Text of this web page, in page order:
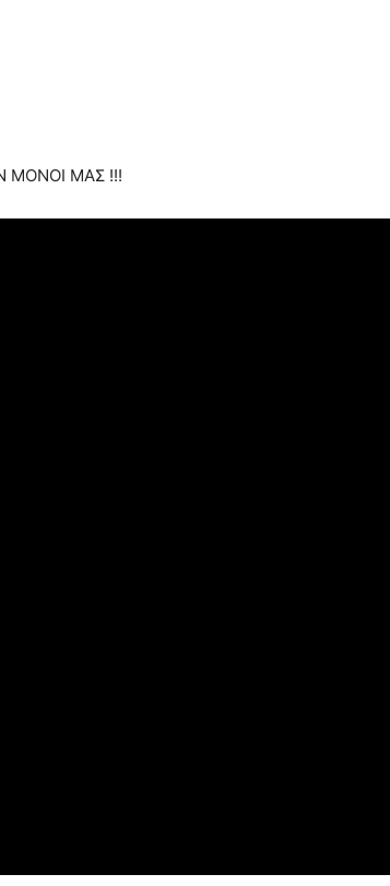
ΜΟΝΟΙ ΜΑΣ !!!